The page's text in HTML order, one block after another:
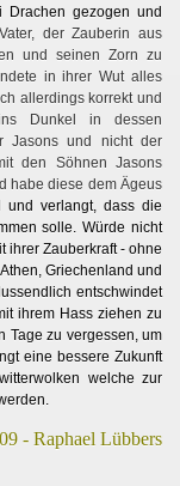
gezogen und
der Zauberin aus
und seinen Zorn zu
in ihrer Wut alles
allerdings korrekt und
Dunkel in dessen
Jasons und nicht der
den Söhnen Jasons
habe diese dem Ägeus
und verlangt, dass die
solle. Würde nicht
ihrer Zauberkraft - ohne
Griechenland und
entschwindet
ihrem Hass ziehen zu
Tage zu vergessen, um
eine bessere Zukunft
welche zur
- Raphael Lübbers